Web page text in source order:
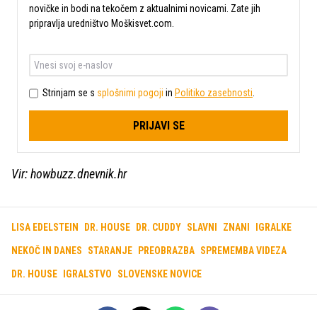
novičke in bodi na tekočem z aktualnimi novicami. Zate jih
pripravlja uredništvo Moškisvet.com.
Strinjam se s splošnimi pogoji in Politiko zasebnosti.
PRIJAVI SE
Vir: howbuzz.dnevnik.hr
LISA EDELSTEIN DR. HOUSE DR. CUDDY SLAVNI ZNANI IGRALKE
NEKOČ IN DANES STARANJE PREOBRAZBA SPREMEMBA VIDEZA
DR. HOUSE IGRALSTVO SLOVENSKE NOVICE